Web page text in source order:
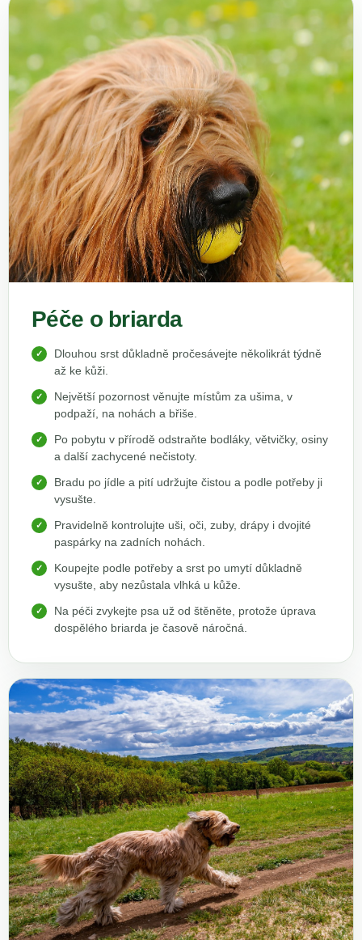
Péče o briarda
Dlouhou srst důkladně pročesávejte několikrát týdně
až ke kůži.
Největší pozornost věnujte místům za ušima, v
podpaží, na nohách a břiše.
Po pobytu v přírodě odstraňte bodláky, větvičky, osiny
a další zachycené nečistoty.
Bradu po jídle a pití udržujte čistou a podle potřeby ji
vysušte.
Pravidelně kontrolujte uši, oči, zuby, drápy i dvojité
paspárky na zadních nohách.
Koupejte podle potřeby a srst po umytí důkladně
vysušte, aby nezůstala vlhká u kůže.
Na péči zvykejte psa už od štěněte, protože úprava
dospělého briarda je časově náročná.